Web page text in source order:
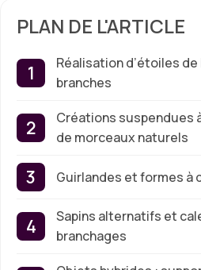
PLAN DE L'ARTICLE
Réalisation d’étoiles
branches
Créations suspendues
de morceaux naturels
Guirlandes et formes à
Sapins alternatifs et
branchages